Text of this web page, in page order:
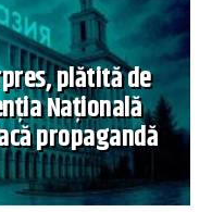
plătită de
Națională
propagandă